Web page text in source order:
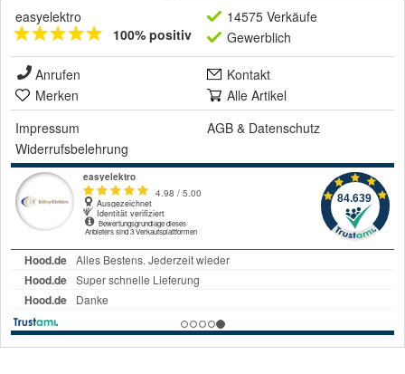
easyelektro
100% positiv
14575 Verkäufe
Gewerblich
Anrufen
Kontakt
Merken
Alle Artikel
Impressum
AGB & Datenschutz
Widerrufsbelehrung